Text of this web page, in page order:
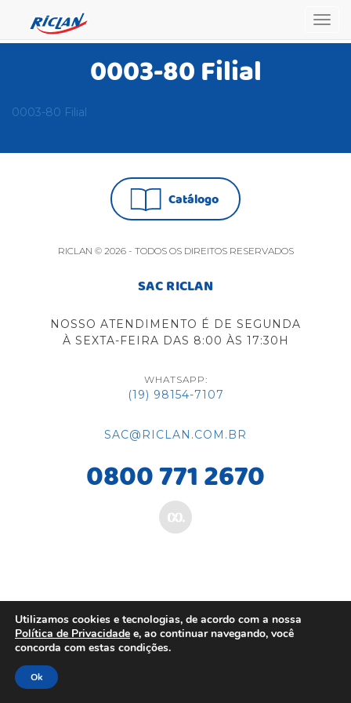
0003-80 Filial
0003-80 Filial
Catálogo
RICLAN © 2026 - TODOS OS DIREITOS RESERVADOS
SAC RICLAN
NOSSO ATENDIMENTO É DE SEGUNDA
À SEXTA-FEIRA DAS 8:00 ÀS 17:30H
WHATSAPP:
(19) 98154-7107
SAC@RICLAN.COM.BR
0800 771 2670
Utilizamos cookies e tecnologias, de acordo com a nossa
Política de Privacidade e, ao continuar navegando, você
concorda com estas condições.
Ok